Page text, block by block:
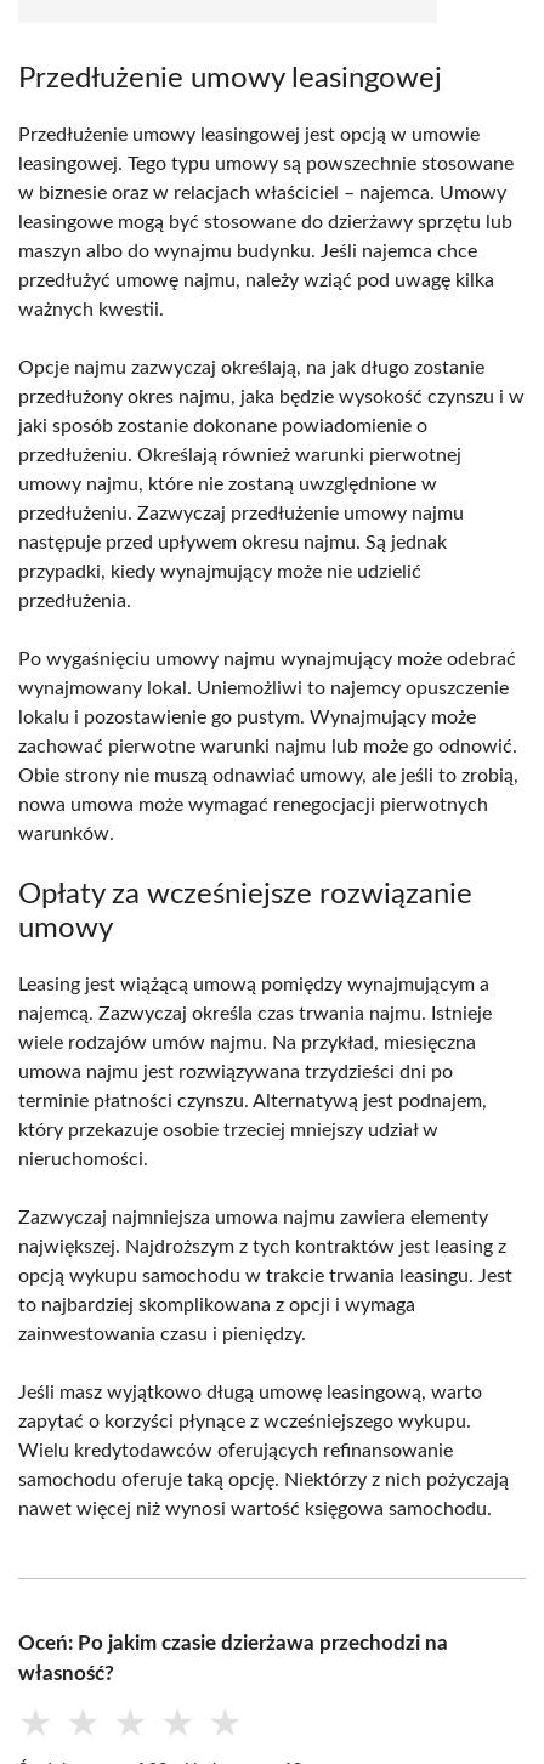
Przedłużenie umowy leasingowej
Przedłużenie umowy leasingowej jest opcją w umowie
leasingowej. Tego typu umowy są powszechnie stosowane
w biznesie oraz w relacjach właściciel – najemca. Umowy
leasingowe mogą być stosowane do dzierżawy sprzętu lub
maszyn albo do wynajmu budynku. Jeśli najemca chce
przedłużyć umowę najmu, należy wziąć pod uwagę kilka
ważnych kwestii.
Opcje najmu zazwyczaj określają, na jak długo zostanie
przedłużony okres najmu, jaka będzie wysokość czynszu i w
jaki sposób zostanie dokonane powiadomienie o
przedłużeniu. Określają również warunki pierwotnej
umowy najmu, które nie zostaną uwzględnione w
przedłużeniu. Zazwyczaj przedłużenie umowy najmu
następuje przed upływem okresu najmu. Są jednak
przypadki, kiedy wynajmujący może nie udzielić
przedłużenia.
Po wygaśnięciu umowy najmu wynajmujący może odebrać
wynajmowany lokal. Uniemożliwi to najemcy opuszczenie
lokalu i pozostawienie go pustym. Wynajmujący może
zachować pierwotne warunki najmu lub może go odnowić.
Obie strony nie muszą odnawiać umowy, ale jeśli to zrobią,
nowa umowa może wymagać renegocjacji pierwotnych
warunków.
Opłaty za wcześniejsze rozwiązanie
umowy
Leasing jest wiążącą umową pomiędzy wynajmującym a
najemcą. Zazwyczaj określa czas trwania najmu. Istnieje
wiele rodzajów umów najmu. Na przykład, miesięczna
umowa najmu jest rozwiązywana trzydzieści dni po
terminie płatności czynszu. Alternatywą jest podnajem,
który przekazuje osobie trzeciej mniejszy udział w
nieruchomości.
Zazwyczaj najmniejsza umowa najmu zawiera elementy
największej. Najdroższym z tych kontraktów jest leasing z
opcją wykupu samochodu w trakcie trwania leasingu. Jest
to najbardziej skomplikowana z opcji i wymaga
zainwestowania czasu i pieniędzy.
Jeśli masz wyjątkowo długą umowę leasingową, warto
zapytać o korzyści płynące z wcześniejszego wykupu.
Wielu kredytodawców oferujących refinansowanie
samochodu oferuje taką opcję. Niektórzy z nich pożyczają
nawet więcej niż wynosi wartość księgowa samochodu.
Oceń: Po jakim czasie dzierżawa przechodzi na
własność?
★ ★ ★ ★ ★